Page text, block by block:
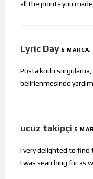
all the points you made
Lyric Day 6 MARCA,
Posta kodu
belirlenmesinde
ucuz takipçi 6
I very delighted to
I was searching for as